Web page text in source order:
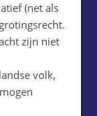
(net als
zijn niet
volk,